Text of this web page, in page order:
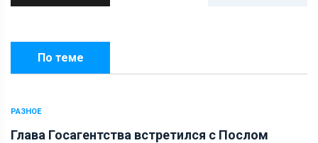
По теме
РАЗНОЕ
Глава Госагентства встретился с Послом